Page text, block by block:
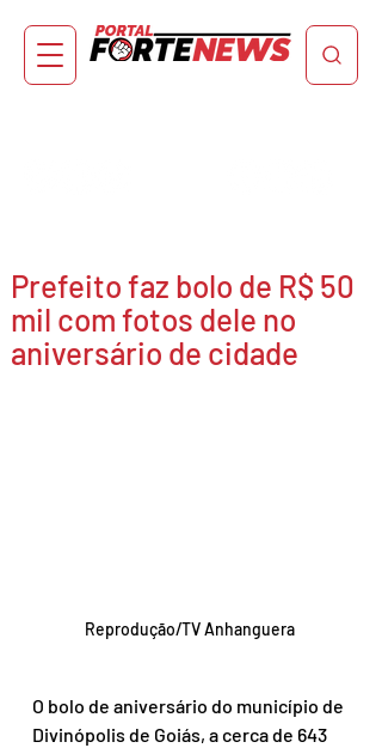
Prefeito faz bolo de R$ 50
mil com fotos dele no
aniversário de cidade
Reprodução/TV Anhanguera
O bolo de aniversário do município de
Divinópolis de Goiás, a cerca de 643